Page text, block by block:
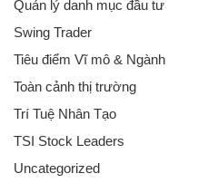
Quản lý danh mục đầu tư
Swing Trader
Tiêu điểm Vĩ mô & Ngành
Toàn cảnh thị trường
Trí Tuệ Nhân Tạo
TSI Stock Leaders
Uncategorized